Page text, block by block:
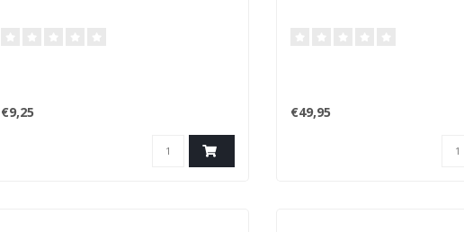
€9,25 €49,95